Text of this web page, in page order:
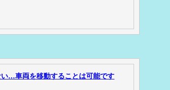
…車両を移動することは可能です